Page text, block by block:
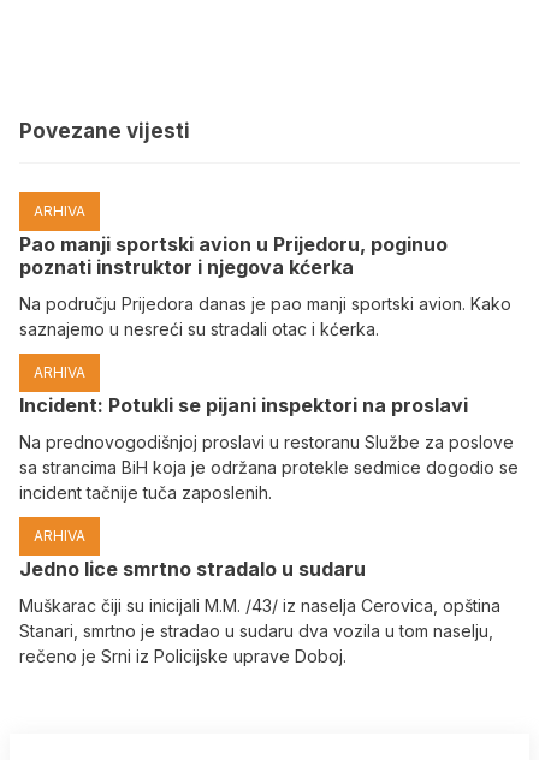
Povezane vijesti
ARHIVA
Pao manji sportski avion u Prijedoru, poginuo
poznati instruktor i njegova kćerka
Na području Prijedora danas je pao manji sportski avion. Kako
saznajemo u nesreći su stradali otac i kćerka.
ARHIVA
Incident: Potukli se pijani inspektori na proslavi
Na prednovogodišnjoj proslavi u restoranu Službe za poslove
sa strancima BiH koja je održana protekle sedmice dogodio se
incident tačnije tuča zaposlenih.
ARHIVA
Јedno lice smrtno stradalo u sudaru
Muškarac čiji su inicijali M.M. /43/ iz naselja Cerovica, opština
Stanari, smrtno je stradao u sudaru dva vozila u tom naselju,
rečeno je Srni iz Policijske uprave Doboj.